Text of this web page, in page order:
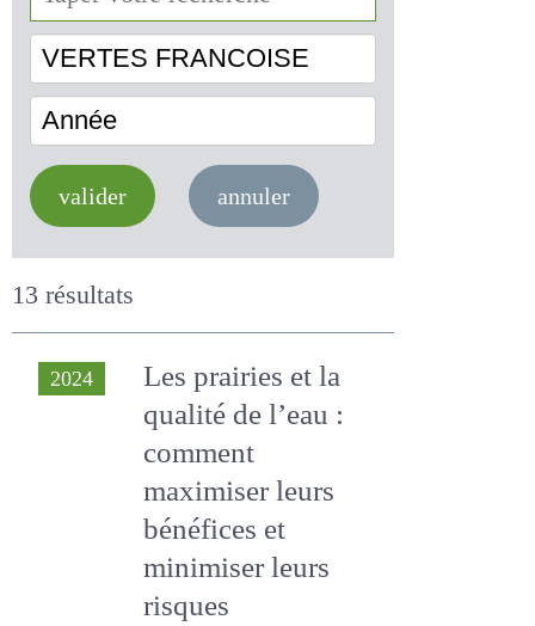
VERTES FRANCOISE
Année
valider annuler
13 résultats
2024
Les prairies et la
qualité de l’eau :
comment
maximiser leurs
bénéfices et
minimiser leurs
risques